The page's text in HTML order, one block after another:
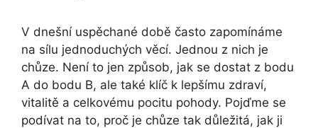
V dnešní uspěchané době často zapomínáme
na sílu jednoduchých věcí. Jednou z nich je
chůze. Není to jen způsob, jak se dostat z bodu
A do bodu B, ale také klíč k lepšímu zdraví,
vitalitě a celkovému pocitu pohody. Pojďme se
podívat na to, proč je chůze tak důležitá, jak ji